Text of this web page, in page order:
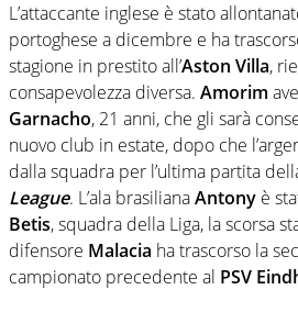
L’attaccante inglese è stato
portoghese a dicembre e ha
stagione in prestito all’Aston Villa,
consapevolezza diversa. Amorim
Garnacho, 21 anni, che gli sarà
nuovo club in estate, dopo che
dalla squadra per l’ultima partita
League. L’ala brasilianaAntony è
Betis, squadra della Liga, la scorsa
difensore Malacia ha trascorso la
campionato precedente al PSV